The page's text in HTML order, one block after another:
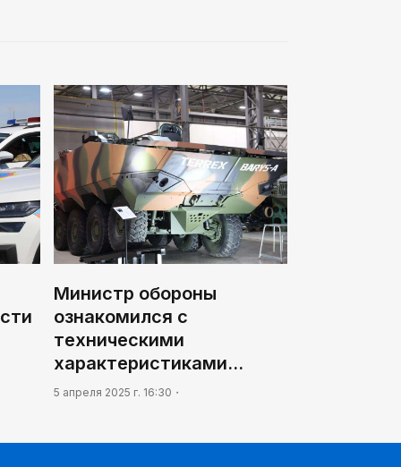
03:00
Идет по городу трамвай
Министр обороны
ознакомился с
техническими
характеристиками…
5 апреля 2025 г. 16:30